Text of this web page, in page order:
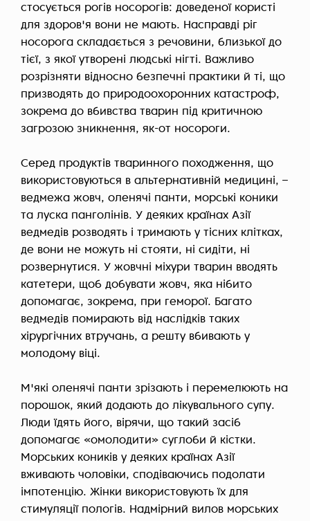
стосується рогів носорогів: доведеної користі
для здоров'я вони не мають. Насправді ріг
носорога складається з речовини, близької до
тієї, з якої утворені людські нігті. Важливо
розрізняти відносно безпечні практики й ті, що
призводять до природоохоронних катастроф,
зокрема до вбивства тварин під критичною
загрозою зникнення, як-от носороги.
Серед продуктів тваринного походження, що
використовуються в альтернативній медицині, –
ведмежа жовч, оленячі панти, морські коники
та луска панголінів. У деяких країнах Азії
ведмедів розводять і тримають у тісних клітках,
де вони не можуть ні стояти, ні сидіти, ні
розвернутися. У жовчні міхури тварин вводять
катетери, щоб добувати жовч, яка нібито
допомагає, зокрема, при геморої. Багато
ведмедів помирають від наслідків таких
хірургічних втручань, а решту вбивають у
молодому віці.
М'які оленячі панти зрізають і перемелюють на
порошок, який додають до лікувального супу.
Люди їдять його, вірячи, що такий засіб
допомагає «омолодити» суглоби й кістки.
Морських коників у деяких країнах Азії
вживають чоловіки, сподіваючись подолати
імпотенцію. Жінки використовують їх для
стимуляції пологів. Надмірний вилов морських